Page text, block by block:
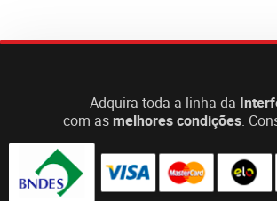
Adquira toda a linha da
com asmelhores condições.